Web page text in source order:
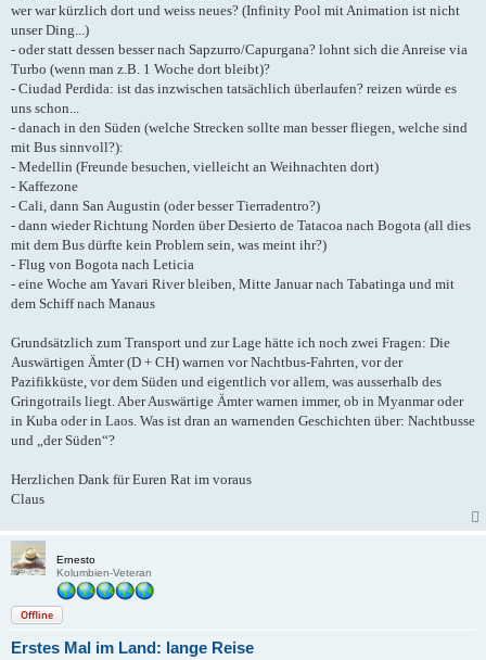
wer war kürzlich dort und weiss neues? (Infinity Pool mit Animation ist nicht
unser Ding...)
- oder statt dessen besser nach Sapzurro/Capurgana? lohnt sich die Anreise via
Turbo (wenn man z.B. 1 Woche dort bleibt)?
- Ciudad Perdida: ist das inzwischen tatsächlich überlaufen? reizen würde es
uns schon...
- danach in den Süden (welche Strecken sollte man besser fliegen, welche sind
mit Bus sinnvoll?):
- Medellin (Freunde besuchen, vielleicht an Weihnachten dort)
- Kaffezone
- Cali, dann San Augustin (oder besser Tierradentro?)
- dann wieder Richtung Norden über Desierto de Tatacoa nach Bogota (all dies
mit dem Bus dürfte kein Problem sein, was meint ihr?)
- Flug von Bogota nach Leticia
- eine Woche am Yavari River bleiben, Mitte Januar nach Tabatinga und mit
dem Schiff nach Manaus
Grundsätzlich zum Transport und zur Lage hätte ich noch zwei Fragen: Die
Auswärtigen Ämter (D + CH) warnen vor Nachtbus-Fahrten, vor der
Pazifikküste, vor dem Süden und eigentlich vor allem, was ausserhalb des
Gringotrails liegt. Aber Auswärtige Ämter warnen immer, ob in Myanmar oder
in Kuba oder in Laos. Was ist dran an warnenden Geschichten über: Nachtbusse
und „der Süden“?
Herzlichen Dank für Euren Rat im voraus
Claus
Ernesto
Kolumbien-Veteran
Offline
Erstes Mal im Land: lange Reise